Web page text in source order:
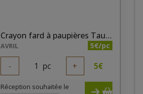
Crayon fard à paupières Taupe nacré bio
AVRIL 5€/pc
- 1 pc + 5€
Réception souhaitée le